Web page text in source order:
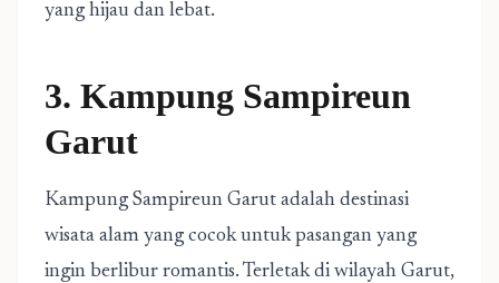
yang hijau dan lebat.
3. Kampung Sampireun
Garut
Kampung Sampireun Garut adalah destinasi
wisata alam yang cocok untuk pasangan yang
ingin berlibur romantis. Terletak di wilayah Garut,